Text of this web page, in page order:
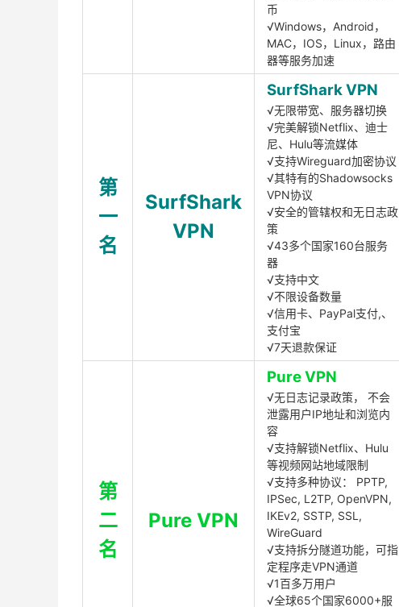
币
√Windows，Android，
MAC，IOS，Linux，路由
器等服务加速
第
一
名
SurfShark
VPN
SurfShark VPN
√无限带宽、服务器切换
√完美解锁Netflix、迪士
尼、Hulu等流媒体
√支持Wireguard加密协议
√其特有的Shadowsocks
VPN协议
√安全的管辖权和无日志政
策
√43多个国家160台服务
器
√支持中文
√不限设备数量
√信用卡、PayPal支付,、
支付宝
√7天退款保证
第
二
名
Pure VPN
Pure VPN
√无日志记录政策， 不会
泄露用户IP地址和浏览内
容
√支持解锁Netflix、Hulu
等视频网站地域限制
√支持多种协议： PPTP,
IPSec, L2TP, OpenVPN,
IKEv2, SSTP, SSL,
WireGuard
√支持拆分隧道功能，可指
定程序走VPN通道
√1百多万用户
√全球65个国家6000+服